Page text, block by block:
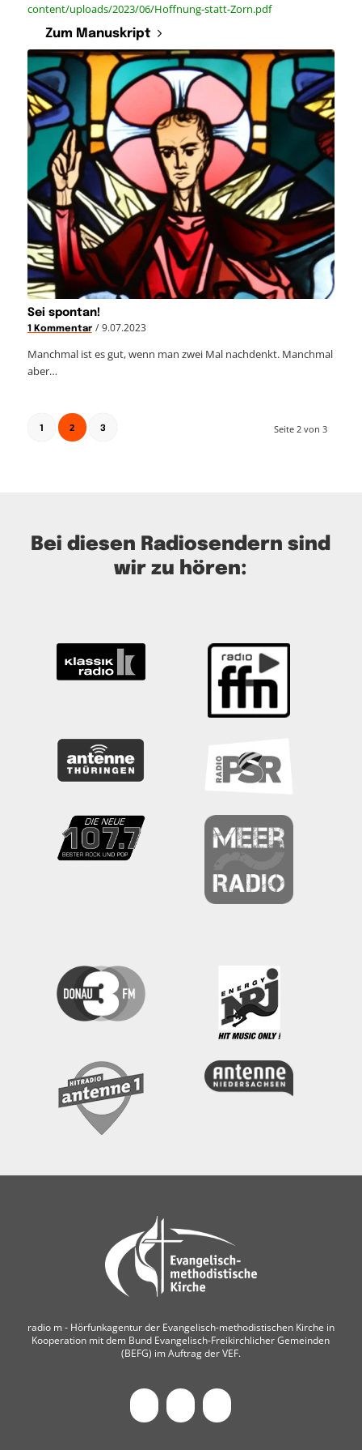
content/uploads/2023/06/Hoffnung-statt-Zorn.pdf
Zum Manuskript
Sei spontan!
1 Kommentar / 9.07.2023
Manchmal ist es gut, wenn man zwei Mal nachdenkt. Manchmal
aber…
Seite 2 von 3
1 2 3
Bei diesen Radiosendern sind
wir zu hören:
radio m ‐ Hörfunkagentur der Evangelisch-methodistischen Kirche in
Kooperation mit dem Bund Evangelisch-Freikirchlicher Gemeinden
(BEFG) im Auftrag der VEF.